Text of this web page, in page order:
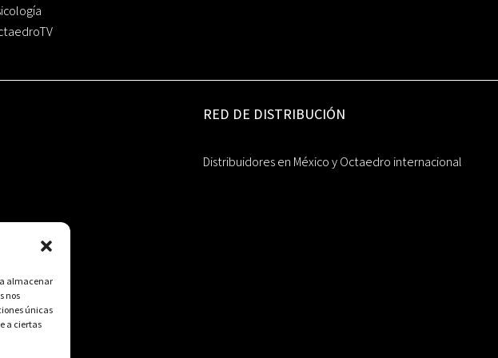
almacenar
nos
únicas
a ciertas
RED DE DISTRIBUCIÓN
Distribuidores en México y Octaedro internacional